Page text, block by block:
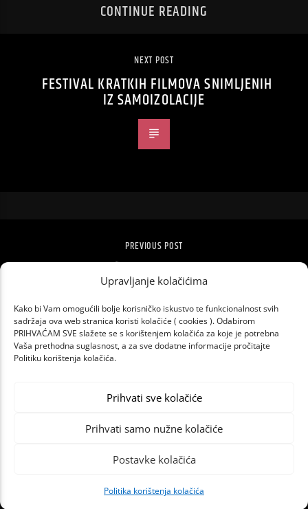
Upravljanje kolačićima
Kako bi Vam omogućili bolje korisničko iskustvo te funkcionalnost svih
sadržaja ova web stranica koristi kolačiće ( cookies ). Odabirom
PRIHVAĆAM SVE slažete se s korištenjem kolačića za koje je potrebna
Vaša prethodna suglasnost, a za sve dodatne informacije pročitajte
Politiku korištenja kolačića.
Prihvati sve kolačiće
Prihvati samo nužne kolačiće
Postavke kolačića
Politika korištenja kolačića
CONTINUE READING
NEXT POST
FESTIVAL KRATKIH FILMOVA SNIMLJENIH
IZ SAMOIZOLACIJE
PREVIOUS POST
STARTUP ŽELI GLAZBENE SPOTOVE
PRETVORITI U SHOPPING STRANICE